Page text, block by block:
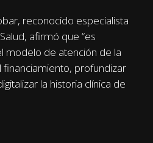
reconocido especialista
afirmó que “es
modelo de atención de la
financiamiento, profundizar
la historia clínica de